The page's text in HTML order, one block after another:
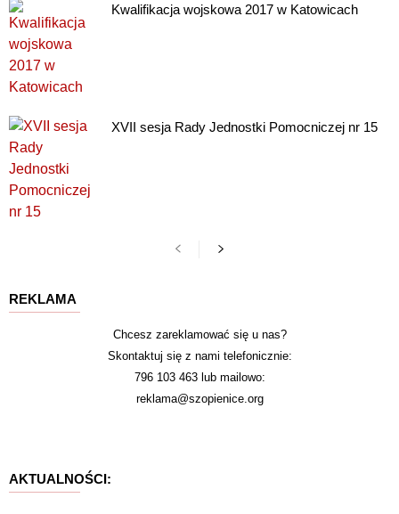
Kwalifikacja wojskowa 2017 w Katowicach
XVII sesja Rady Jednostki Pomocniczej nr 15
REKLAMA
Chcesz zareklamować się u nas?
Skontaktuj się z nami telefonicznie:
796 103 463 lub mailowo:
reklama@szopienice.org
AKTUALNOŚCI: